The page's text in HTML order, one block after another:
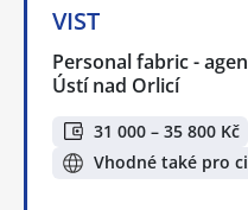
VIST
Personal fabric -
Ústí nad Orlicí
31 000 – 35 800 Kč
Vhodné také pro